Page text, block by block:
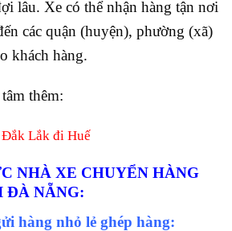
lâu. Xe có thể nhận hàng tận nơi
các quận (huyện), phường (xã)
khách hàng.
thêm:
Lắk đi Huế
NHÀ XE CHUYỂN HÀNG
ĐÀ NẴNG:
hàng nhỏ lẻ ghép hàng: